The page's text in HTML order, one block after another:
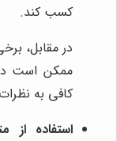
کسب کند.
در مقابل،
ممکن است در
کافی به
استفاده از